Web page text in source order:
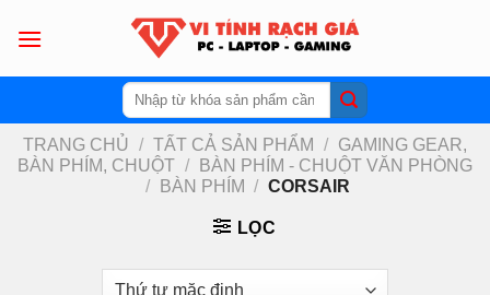
Tìm
kiếm:
TRANG CHỦ / TẤT CẢ SẢN PHẨM /
GAMING GEAR,
BÀN PHÍM, CHUỘT /
BÀN PHÍM - CHUỘT VĂN PHÒNG
/
BÀN PHÍM / CORSAIR
LỌC